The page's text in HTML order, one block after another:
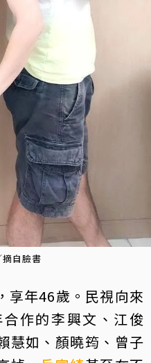
自臉書
享年46歲。民視向來
作的李興文、江俊
慧如、顏曉筠、曾子